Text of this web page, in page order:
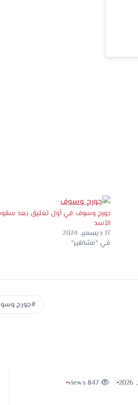
جورج وسوف في أول تعليق بعد
الأسد
17 ديسمبر، 2024
في "مشاهير"
جورج